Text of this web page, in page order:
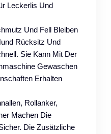
Leckerlis Und
Und Fell Bleiben
Rücksitz Und
Sie Kann Mit Der
Gewaschen
Erhalten
Rollanker,
Machen Die
Die Zusätzliche